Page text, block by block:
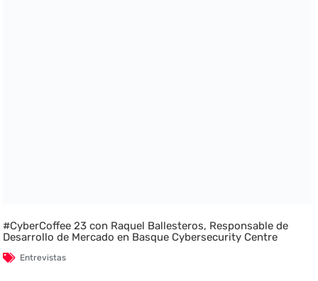
#CyberCoffee 23 con Raquel Ballesteros, Responsable de
Desarrollo de Mercado en Basque Cybersecurity Centre
Entrevistas